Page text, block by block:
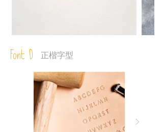
Font D 正楷字型